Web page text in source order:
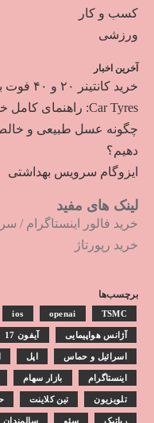
کسب و کار
ورزشی
آخرین اخبار
خرید کانتینر ۲۰ و ۴۰ فوت با بهترین قیمت
Car Tyres: راهنمای کامل خرید تایر
چگونه عسل طبیعی و
دهیم؟
ایزوگام سرویس بهداشتی
لینک های مفید
خرید فالور اینستاگرام /
خرید رپورتاژ
برچسب‌ها
ios openai TSMC
آژانس هواپیمایی آیفون 17
اسرائیل و حماس اپل
اینستاگرام بازار سهام
تلویزیون تین کلاینت
رباتیک سئو سالمندان